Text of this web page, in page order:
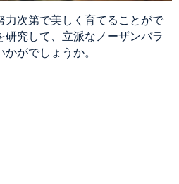
力次第で美しく育てることがで
研究して、立派なノーザンバラ
がでしょうか。